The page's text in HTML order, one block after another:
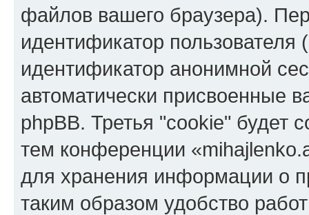
файлов вашего браузера).
идентификатор
идентификатор анонимной
автоматически присвоенные
phpBB. Третья "cookie" будет
тем конференции
для хранения информации о
таким образом удобство